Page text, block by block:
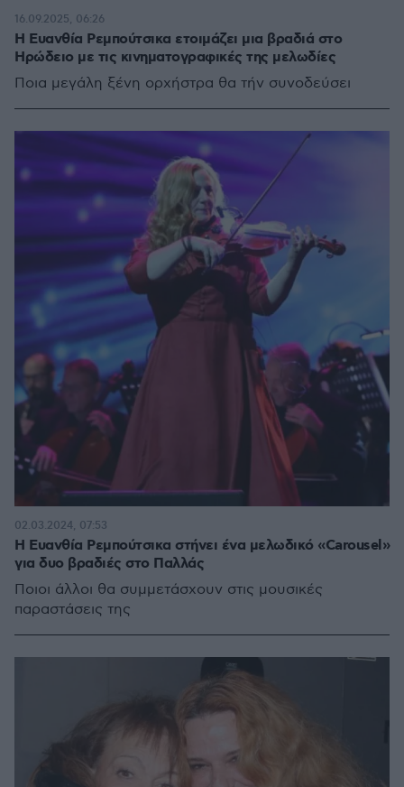
Η Ευανθία Ρεμπούτσικα ετοιμάζει μια βραδιά στο
Ηρώδειο με τις κινηματογραφικές της μελωδίες
Ποια μεγάλη ξένη ορχήστρα θα τήν συνοδεύσει
16.09.2025, 06:26
Η Ευανθία Ρεμπούτσικα στήνει ένα μελωδικό «Carousel»
για δυο βραδιές στο Παλλάς
Ποιοι άλλοι θα συμμετάσχουν στις μουσικές
παραστάσεις της
02.03.2024, 07:53